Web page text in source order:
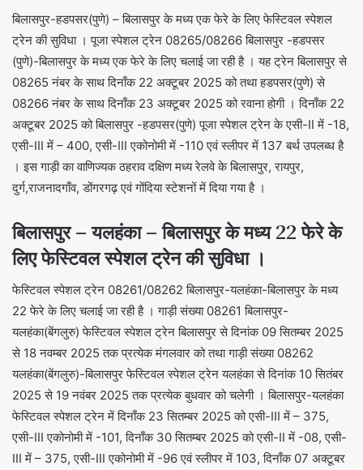
बिलासपुर-हडपसर(पुणे) – बिलासपुर के मध्य एक फेरे के लिए फेस्टिवल स्पेशल
ट्रेन की सुविधा । पूजा स्पेशल ट्रेन 08265/08266 बिलासपुर -हडपसर
(पुणे)-बिलासपुर के मध्य एक फेरे के लिए चलाई जा रही है । यह ट्रेन बिलासपुर से
08265 नंबर के साथ दिनाँक 22 अक्टूबर 2025 को तथा हडपसर(पुणे) से
08266 नंबर के साथ दिनाँक 23 अक्टूबर 2025 को रवाना होगी । दिनाँक 22
अक्टूबर 2025 को बिलासपुर -हडपसर(पुणे) पूजा स्पेशल ट्रेन के एसी-II में -18,
एसी-III में – 400, एसी-III एकोनोमी में -110 एवं स्लीपर में 137 बर्थ उपलब्ध है
। इस गाड़ी का वाणिज्यक ठहराव दक्षिण मध्य रेलवे के बिलासपुर, रायपुर,
दुर्ग,राजनादगाँव, डोंगरगढ़ एवं गोंदिया स्टेशनों में दिया गया है ।
बिलासपुर – यलहंका – बिलासपुर के मध्य 22 फेरे के
लिए फेस्टिवल स्पेशल ट्रेन की सुविधा ।
फेस्टिवल स्पेशल ट्रेन 08261/08262 बिलासपुर-यलहंका-बिलासपुर के मध्य
22 फेरे के लिए चलाई जा रही है । गाड़ी संख्या 08261 बिलासपुर-
यलहंका(बेंगलुरु) फेस्टिवल स्पेशल ट्रेन बिलासपुर से दिनांक 09 सितम्बर 2025
से 18 नवम्बर 2025 तक प्रत्येक मंगलवार को तथा गाड़ी संख्या 08262
यलहंका(बेंगलुरु)-बिलासपुर फेस्टिवल स्पेशल ट्रेन यलहंका से दिनांक 10 सितंबर
2025 से 19 नवंबर 2025 तक प्रत्येक बुधवार को चलेगी । बिलासपुर-यलहंका
फेस्टिवल स्पेशल ट्रेन में दिनाँक 23 सितम्बर 2025 को एसी-III में – 375,
एसी-III एकोनोमी में -101, दिनाँक 30 सितम्बर 2025 को एसी-II में -08, एसी-
III में – 375, एसी-III एकोनोमी में -96 एवं स्लीपर में 103, दिनाँक 07 अक्टूबर